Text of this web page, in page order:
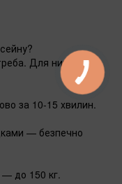
Для нижчих
за 10-15 хвилин.
— безпечно
до 150 кг.